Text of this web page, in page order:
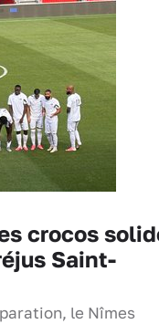
crocos
Saint-
le Nîmes